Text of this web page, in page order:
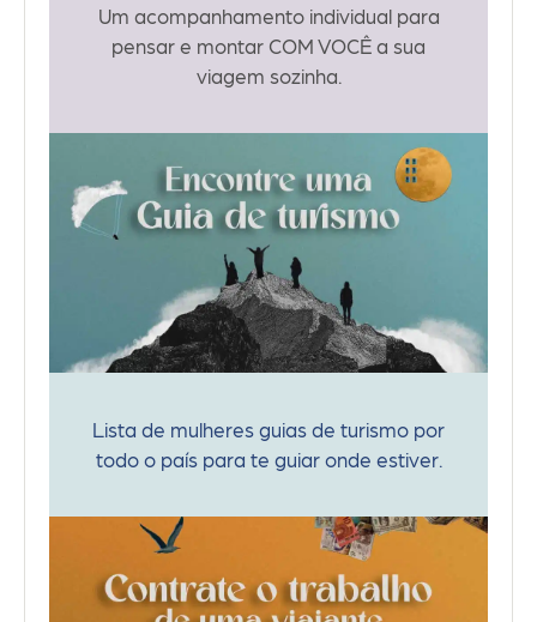
Um acompanhamento individual para
pensar e montar COM VOCÊ a sua
viagem sozinha.
Lista de mulheres guias de turismo por
todo o país para te guiar onde estiver.